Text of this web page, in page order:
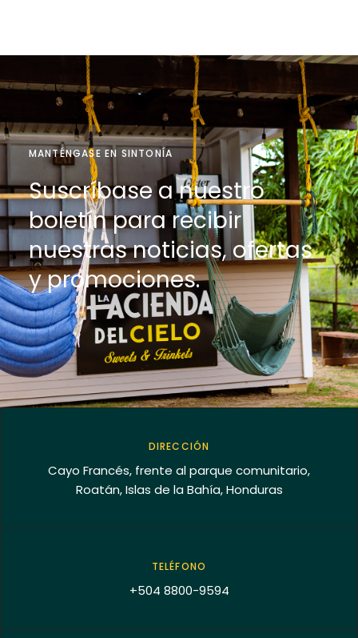
MANTÉNGASE EN SINTONÍA
Suscríbase a nuestro
boletín para recibir
nuestras noticias, ofertas
y promociones.
DIRECCIÓN
Cayo Francés, frente al parque comunitario,
Roatán, Islas de la Bahía, Honduras
TELÉFONO
+504 8800-9594